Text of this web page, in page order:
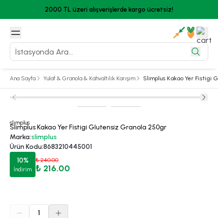
2000 TL üzeri alışverişlerde kargo ücretsiz!
Ana Sayfa Yulaf & Granola & Kahvaltılık Karışım Slimplus Kakao Yer Fistigi
slimplus
Slimplus Kakao Yer Fistigi Glutensiz Granola 250gr
Marka:slimplus
Ürün Kodu:8683210445001
10%
İndirim
₺ 240.00
₺ 216.00
1